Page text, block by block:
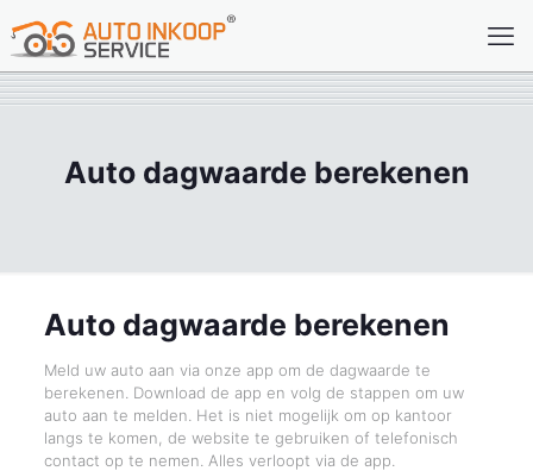
Auto dagwaarde berekenen
Auto dagwaarde berekenen
Meld uw auto aan via onze app om de dagwaarde te
berekenen. Download de app en volg de stappen om uw
auto aan te melden. Het is niet mogelijk om op kantoor
langs te komen, de website te gebruiken of telefonisch
contact op te nemen. Alles verloopt via de app.